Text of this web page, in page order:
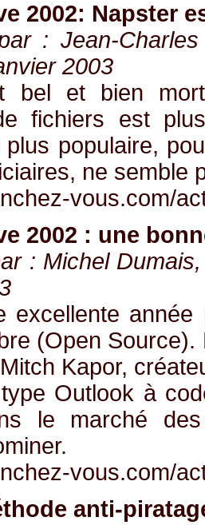
2002: Napster
: Jean-
2003
bel et bien
fichiers est
populaire,
ne semble
vous.com/
2002 : une
: Michel
excellente
(Open
Kapor,
Outlook à
le marché
vous.com/
anti-